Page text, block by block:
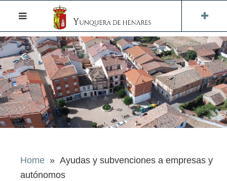
Home » Ayudas y subvenciones a empresas y
autónomos